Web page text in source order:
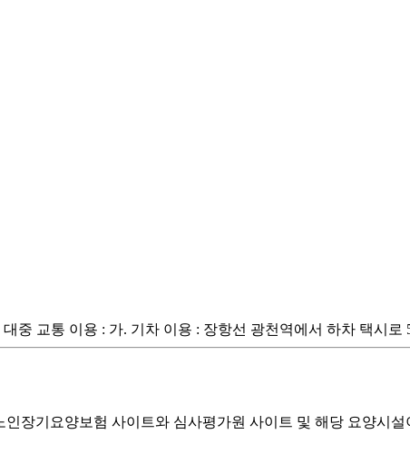
중 교통 이용 : 가. 기차 이용 : 장항선 광천역에서 하차 택시
장기요양보험 사이트와 심사평가원 사이트 및 해당 요양시